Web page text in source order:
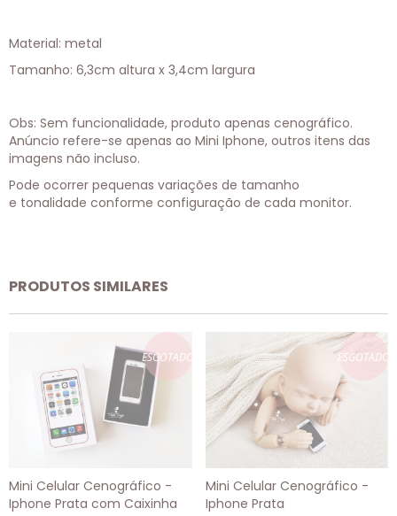
Material: metal
Tamanho: 6,3cm altura x 3,4cm largura
Obs: Sem funcionalidade, produto apenas cenográfico.
Anúncio refere-se apenas ao Mini Iphone, outros itens das
imagens não incluso.
Pode ocorrer pequenas variações de tamanho
e tonalidade conforme configuração de cada monitor.
PRODUTOS SIMILARES
ESGOTADO
Mini Celular Cenográfico -
Iphone Prata com Caixinha
ESGOTADO
Mini Celular Cenográfico -
Iphone Prata